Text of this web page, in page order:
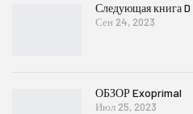
Следующая книга
Сен 24, 2023
ОБЗОР Exoprimal
Июл 25, 2023